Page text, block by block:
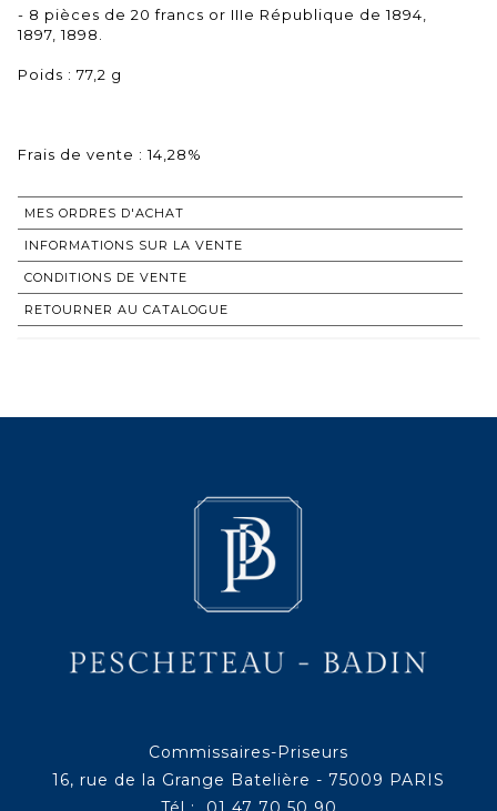
- 8 pièces de 20 francs or IIIe République de 1894,
1897, 1898.
Poids : 77,2 g
Frais de vente : 14,28%
MES ORDRES D'ACHAT
INFORMATIONS SUR LA VENTE
CONDITIONS DE VENTE
RETOURNER AU CATALOGUE
Commissaires-Priseurs
16, rue de la Grange Batelière - 75009 PARIS